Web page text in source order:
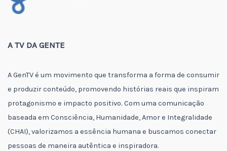
A TV DA GENTE
A GenTV é um movimento que transforma a forma de consumir
e produzir conteúdo, promovendo histórias reais que inspiram
protagonismo e impacto positivo. Com uma comunicação
baseada em Consciência, Humanidade, Amor e Integralidade
(CHAI), valorizamos a essência humana e buscamos conectar
pessoas de maneira autêntica e inspiradora.